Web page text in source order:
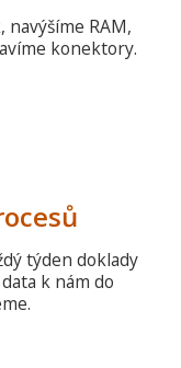
navýšíme RAM,
konektory.
týden doklady
k nám do